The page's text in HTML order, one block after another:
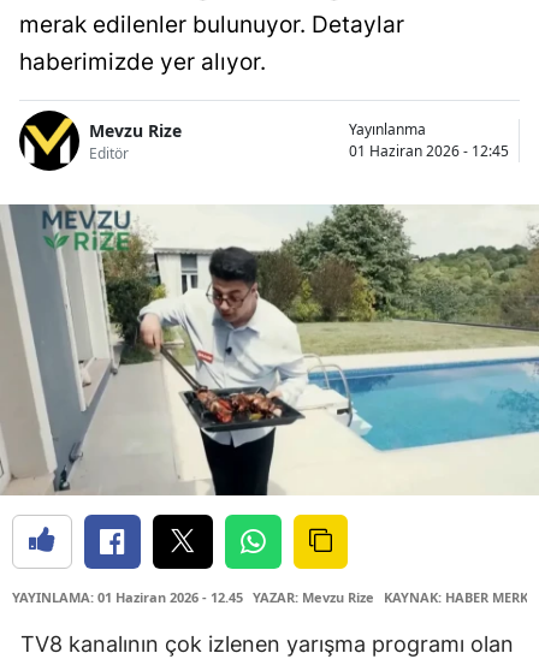
merak edilenler bulunuyor. Detaylar
haberimizde yer alıyor.
Mevzu Rize
Editör
Yayınlanma
01 Haziran 2026 - 12:45
YAYINLAMA: 01 Haziran 2026 - 12.45 YAZAR: Mevzu Rize KAYNAK: HABER
TV8 kanalının çok izlenen yarışma programı olan